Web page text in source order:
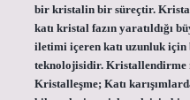
bir kristalin bir süreçtir.
katı kristal fazın yaratıldığı
iletimi içeren katı uzunluk
teknolojisidir. Kristallendirme
Kristalleşme; Katı